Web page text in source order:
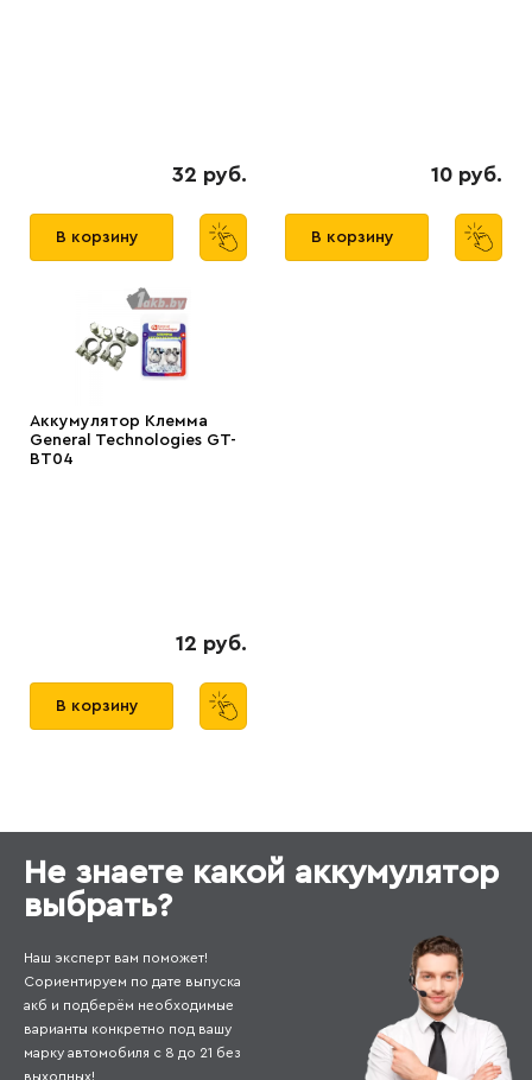
32 руб.
В корзину
10 руб.
В корзину
Аккумулятор Клемма
General Technologies GT-
BT04
12 руб.
В корзину
Не знаете какой аккумулятор
выбрать?
Наш эксперт вам поможет!
Сориентируем по дате выпуска
акб и подберём необходимые
варианты конкретно под вашу
марку автомобиля с 8 до 21 без
выходных!